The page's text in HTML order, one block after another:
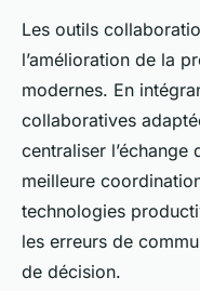
Les outils
l’amélioration de la
modernes. En
collaboratives
centraliser l’échange
meilleure
technologies
les erreurs de
de décision.